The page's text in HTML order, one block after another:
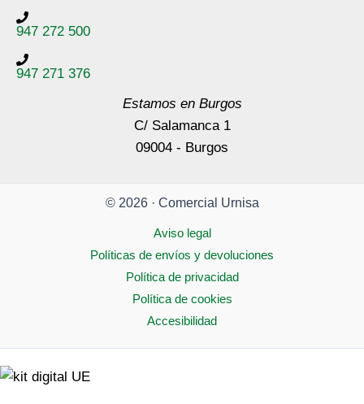
947 272 500
947 271 376
Estamos en Burgos
C/ Salamanca 1
09004 - Burgos
© 2026 · Comercial Urnisa
Aviso legal
Políticas de envíos y devoluciones
Política de privacidad
Política de cookies
Accesibilidad